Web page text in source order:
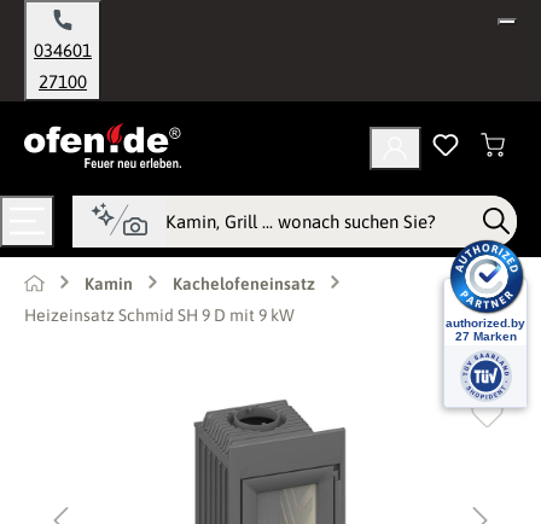
springen
034601
27100
Kamin
Kachelofeneinsatz
Heizeinsatz Schmid SH 9 D mit 9 kW